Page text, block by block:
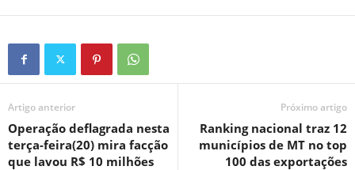
Artigo anterior
Operação deflagrada nesta
terça-feira(20) mira facção
que lavou R$ 10 milhões
Próximo artigo
Ranking nacional traz 12
municípios de MT no top
100 das exportações